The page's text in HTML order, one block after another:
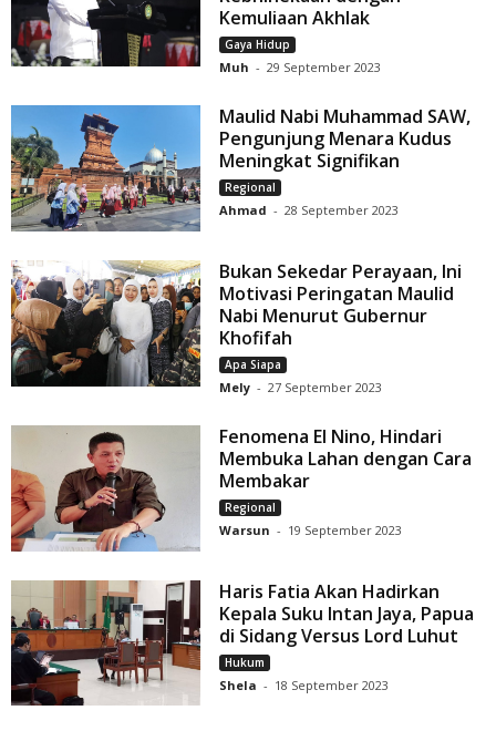
Kemuliaan Akhlak
Gaya Hidup
Muh - 29 September 2023
Maulid Nabi Muhammad SAW,
Pengunjung Menara Kudus
Meningkat Signifikan
Regional
Ahmad - 28 September 2023
Bukan Sekedar Perayaan, Ini
Motivasi Peringatan Maulid
Nabi Menurut Gubernur
Khofifah
Apa Siapa
Mely - 27 September 2023
Fenomena El Nino, Hindari
Membuka Lahan dengan Cara
Membakar
Regional
Warsun - 19 September 2023
Haris Fatia Akan Hadirkan
Kepala Suku Intan Jaya, Papua
di Sidang Versus Lord Luhut
Hukum
Shela - 18 September 2023